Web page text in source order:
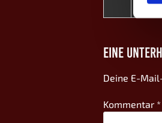
EINE
Deine E-
Kommentar *